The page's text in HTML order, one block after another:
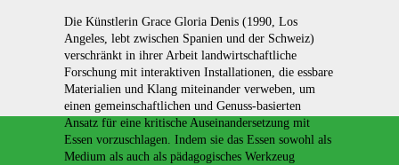
Die Künstlerin Grace Gloria Denis (1990, Los
Angeles, lebt zwischen Spanien und der Schweiz)
verschränkt in ihrer Arbeit landwirtschaftliche
Forschung mit interaktiven Installationen, die essbare
Materialien und Klang miteinander verweben, um
einen gemeinschaftlichen und Genuss-basierten
Ansatz für eine kritische Auseinandersetzung mit
Essen vorzuschlagen. Indem sie das Essen sowohl als
Medium als auch als pädagogisches Werkzeug